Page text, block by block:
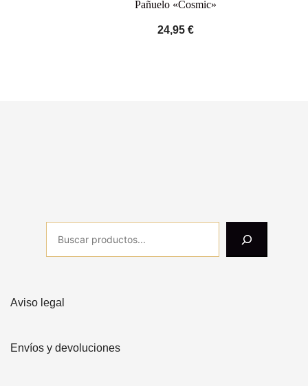
Pañuelo «Cosmic»
24,95 €
Aviso legal
Envíos y devoluciones